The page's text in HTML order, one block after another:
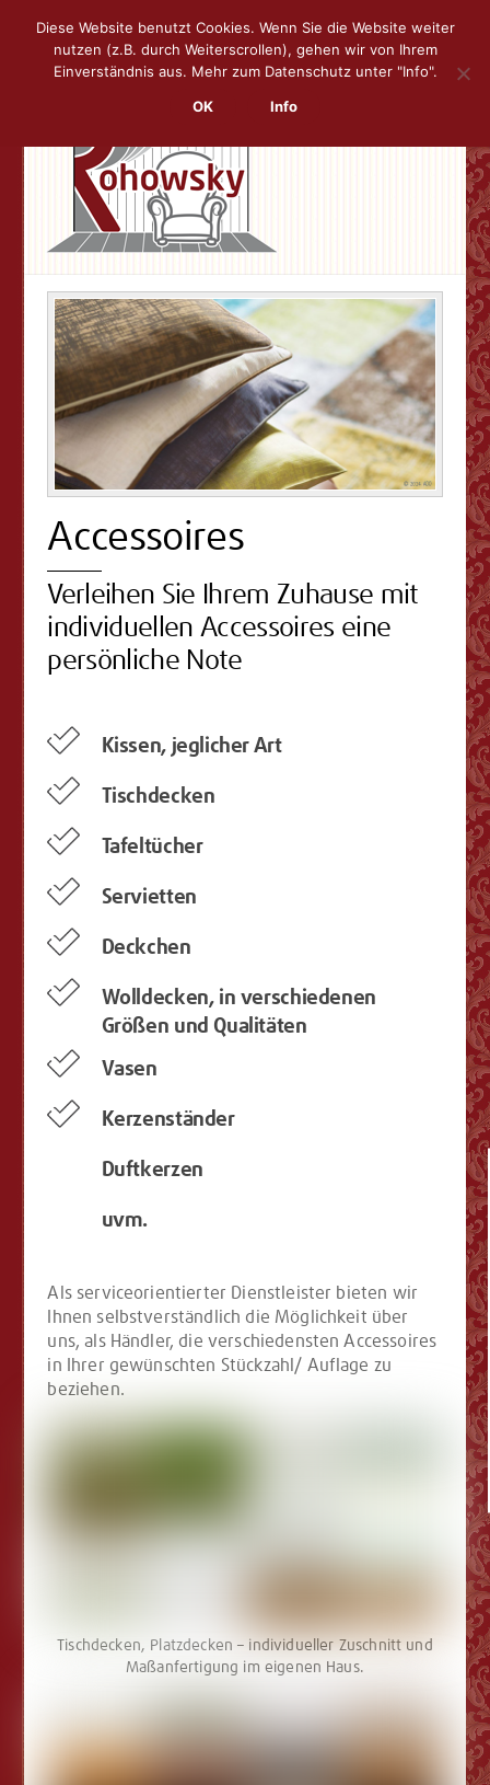
Accessoires
Verleihen Sie Ihrem Zuhause mit
individuellen Accessoires eine
persönliche Note
Kissen, jeglicher Art
Tischdecken
Tafeltücher
Servietten
Deckchen
Wolldecken, in verschiedenen
Größen und Qualitäten
Vasen
Kerzenständer
Duftkerzen
uvm.
Als serviceorientierter Dienstleister bieten wir
Ihnen selbstverständlich die Möglichkeit über
uns, als Händler, die verschiedensten Accessoires
in Ihrer gewünschten Stückzahl/ Auflage zu
beziehen.
Tischdecken, Platzdecken – individueller Zuschnitt und
Maßanfertigung im eigenen Haus.
Diese Website benutzt Cookies. Wenn Sie die Website weiter
nutzen (z.B. durch Weiterscrollen), gehen wir von Ihrem
Einverständnis aus. Mehr zum Datenschutz unter "Info".
OK Info